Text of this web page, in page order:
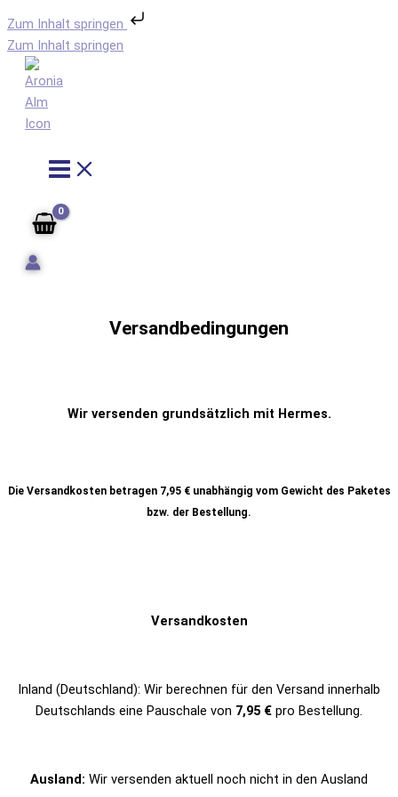
Zum Inhalt springen
Zum Inhalt springen
Versandbedingungen
Wir versenden grundsätzlich mit Hermes.
Die Versandkosten betragen 7,95 € unabhängig vom Gewicht des Paketes
bzw. der Bestellung.
Versandkosten
Inland (Deutschland): Wir berechnen für den Versand innerhalb
Deutschlands eine Pauschale von 7,95 € pro Bestellung.
Ausland: Wir versenden aktuell noch nicht in den Ausland